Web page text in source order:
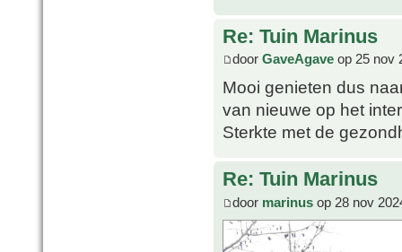
Re: Tuin Marinus
door GaveAgave op 25 nov
Mooi genieten dus
van nieuwe op het
Sterkte met de
Re: Tuin Marinus
door marinus op 28 nov